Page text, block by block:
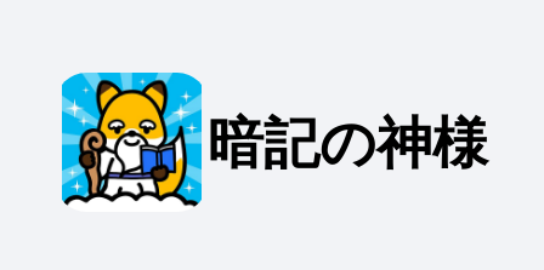
暗記の神様